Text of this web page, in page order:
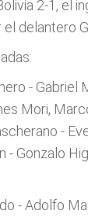
2-1, el
delantero
- Gabriel
Mori,
-
- Gonzalo
- Adolfo